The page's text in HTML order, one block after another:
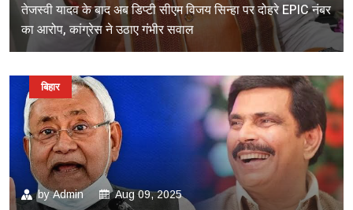
तेजस्वी यादव के बाद अब डिप्टी सीएम विजय सिन्हा पर दोहरे EPIC नंबर
का आरोप, कांग्रेस ने उठाए गंभीर सवाल
byAdmin Aug 09, 2025
बिहार